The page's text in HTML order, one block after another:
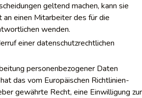
geltend machen, kann sie
an einen Mitarbeiter des für die
wenden.
einer datenschutzrechtlichen
personenbezogener Daten
das vom Europäischen Richtlinien-
gewährte Recht, eine Einwilligung zur